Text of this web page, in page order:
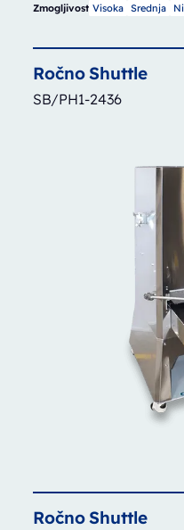
Zmogljivost Visoka Srednja
RočnoShuttle
SB/PH1-2436
RočnoShuttle